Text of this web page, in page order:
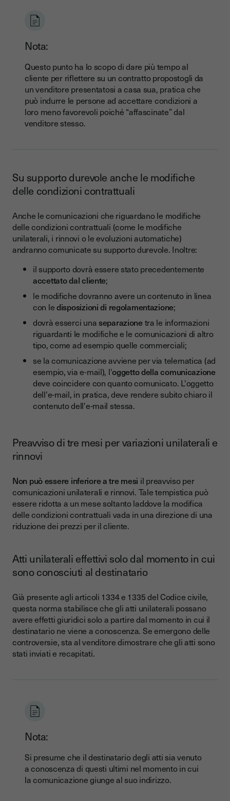
Nota:
Questo punto ha lo scopo di dare più tempo al
cliente per riflettere su un contratto propostogli da
un venditore presentatosi a casa sua, pratica che
può indurre le persone ad accettare condizioni a
loro meno favorevoli poiché “affascinate” dal
venditore stesso.
Su supporto durevole anche le modifiche
delle condizioni contrattuali
Anche le comunicazioni che riguardano le modifiche
delle condizioni contrattuali (come le modifiche
unilaterali, i rinnovi o le evoluzioni automatiche)
andranno comunicate su supporto durevole. Inoltre:
il supporto dovrà essere stato precedentemente
accettato dal cliente;
le modifiche dovranno avere un contenuto in linea
con ledisposizioni di regolamentazione;
dovrà esserci unaseparazionetra le informazioni
riguardanti le modifiche e le comunicazioni di altro
tipo, come ad esempio quelle commerciali;
se la comunicazione avviene per via telematica (ad
esempio, via e-mail), l'oggetto della comunicazione
deve coincidere con quanto comunicato. L'oggetto
dell'e-mail, in pratica, deve rendere subito chiaro il
contenuto dell'e-mail stessa.
Preavviso di tre mesi per variazioni unilaterali e
rinnovi
Non può essere inferiore a tre mesi il preavviso per
comunicazioni unilaterali e rinnovi. Tale tempistica può
essere ridotta a un mese soltanto laddove la modifica
delle condizioni contrattuali vada in una direzione di una
riduzione dei prezzi per il cliente.
Atti unilaterali effettivi solo dal momento in cui
sono conosciuti al destinatario
Già presente agli articoli 1334 e 1335 del Codice civile,
questa norma stabilisce che gli atti unilaterali possano
avere effetti giuridici solo a partire dal momento in cui il
destinatario ne viene a conoscenza. Se emergono delle
controversie, sta al venditore dimostrare che gli atti sono
stati inviati e recapitati.
Nota:
Si presume che il destinatario degli atti sia venuto
a conoscenza di questi ultimi nel momento in cui
la comunicazione giunge al suo indirizzo.